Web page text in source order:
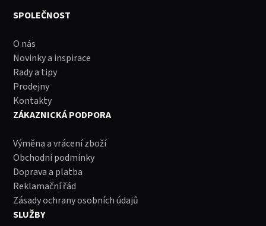
SPOLEČNOST
O nás
Novinky a inspirace
Rady a tipy
Prodejny
Kontakty
ZÁKAZNICKÁ PODPORA
Výměna a vrácení zboží
Obchodní podmínky
Doprava a platba
Reklamační řád
Zásady ochrany osobních údajů
SLUŽBY